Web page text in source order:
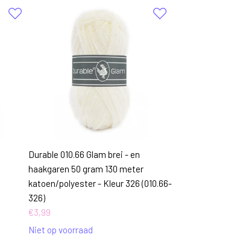
Durable 010.66 Glam brei - en
haakgaren 50 gram 130 meter
katoen/polyester - Kleur 326 (010.66-
326)
€3,99
Niet op voorraad